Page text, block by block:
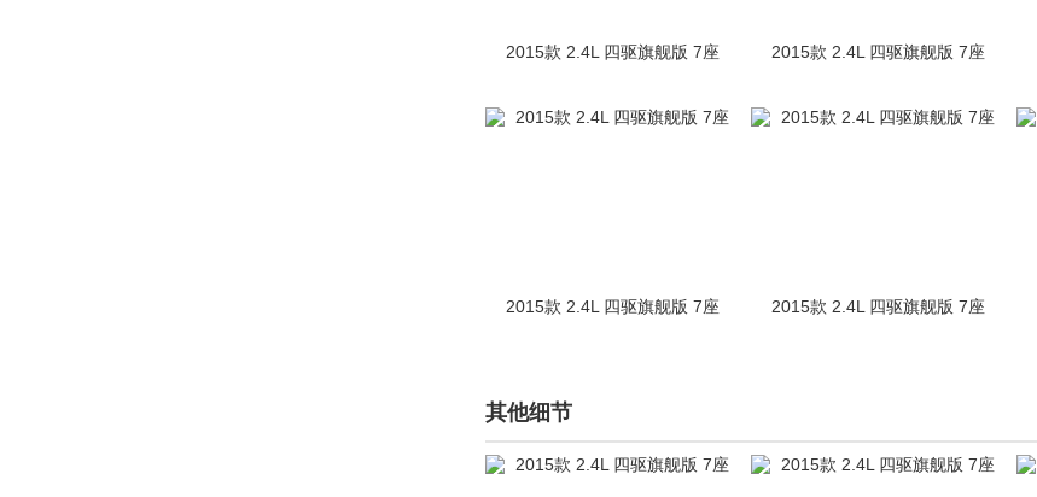
2015款 2.4L 四驱旗舰版 7座 2015款 2.4L 四驱旗舰版 7座
2015款 2.4L 四驱旗舰版 7座 2015款 2.4L 四驱旗舰版 7座
其他细节